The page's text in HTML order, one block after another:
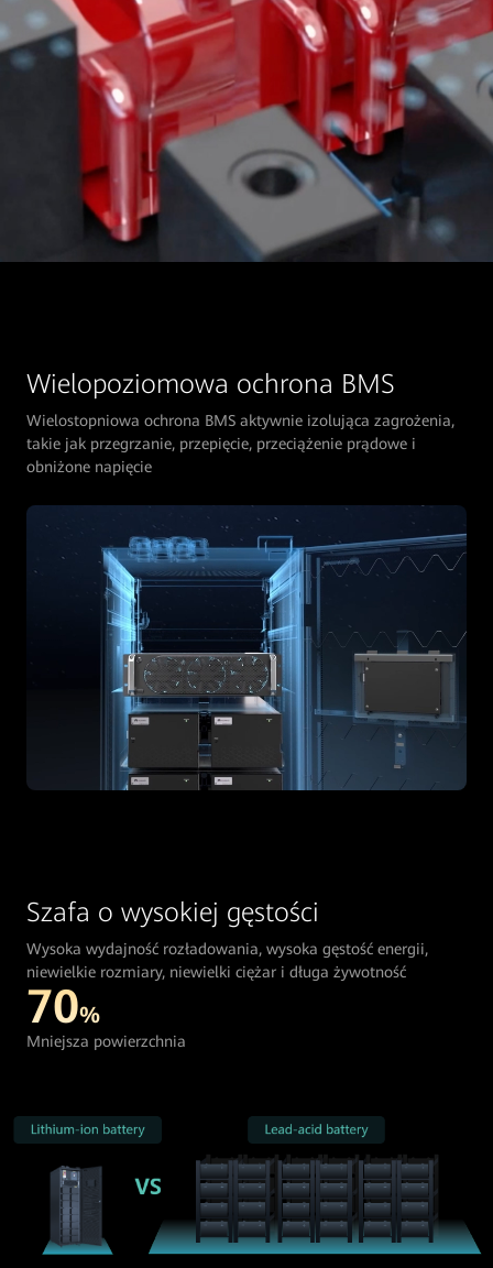
Wielopoziomowa ochrona BMS
Wielostopniowa ochrona BMS aktywnie izolująca zagrożenia,
takie jak przegrzanie, przepięcie, przeciążenie prądowe i
obniżone napięcie
Szafa o wysokiej gęstości
Wysoka wydajność rozładowania, wysoka gęstość energii,
niewielkie rozmiary, niewielki ciężar i długa żywotność
70%
Mniejsza powierzchnia